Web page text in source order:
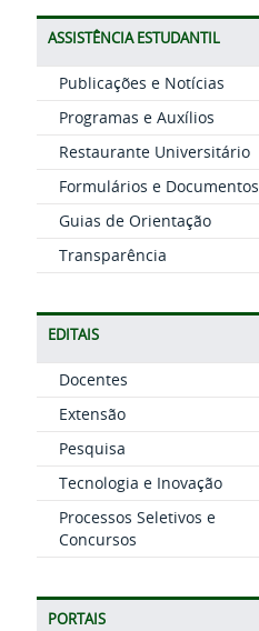
ASSISTÊNCIA ESTUDANTIL
Publicações e Notícias
Programas e Auxílios
Restaurante Universitário
Formulários e Documentos
Guias de Orientação
Transparência
EDITAIS
Docentes
Extensão
Pesquisa
Tecnologia e Inovação
Processos Seletivos e
Concursos
PORTAIS